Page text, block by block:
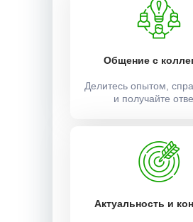
Общение с
Делитесь опытом,
и получайте
Актуальность и